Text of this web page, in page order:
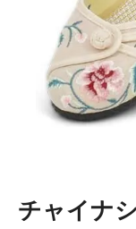
チャイナ